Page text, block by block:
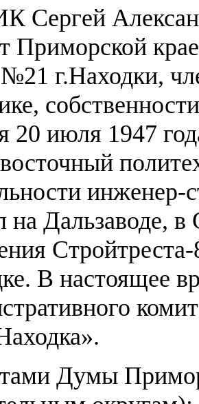
Сергей
Приморской
г.Находки,
20 июля 1947
инженер-
на Дальзаводе,
В настоящее
Думы